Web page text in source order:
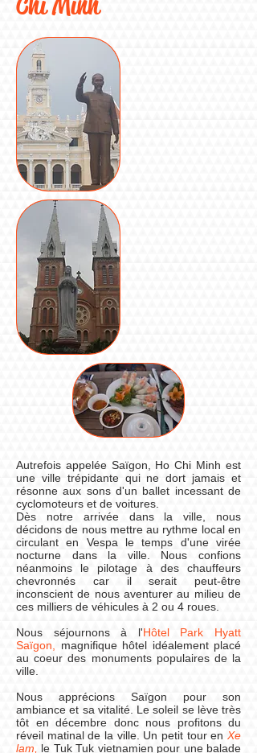
Autrefois appelée Saïgon, Ho Chi Minh est
une ville trépidante qui ne dort jamais et
résonne aux sons d'un ballet incessant de
cyclomoteurs et de voitures.
Dès notre arrivée dans la ville, nous
décidons de nous mettre au rythme local en
circulant en Vespa le temps d'une virée
nocturne dans la ville. Nous confions
néanmoins le pilotage à des chauffeurs
chevronnés car il serait peut-être
inconscient de nous aventurer au milieu de
ces milliers de véhicules à 2 ou 4 roues.
Nous séjournons à l'Hôtel Park Hyatt
Saïgon,
magnifique hôtel idéalement placé
au coeur des monuments populaires de la
ville.
Nous apprécions Saïgon pour son
ambiance et sa vitalité. Le soleil se lève très
tôt en décembre donc nous profitons du
réveil matinal de la ville. Un petit tour en Xe
lam,
le Tuk Tuk vietnamien pour une balade